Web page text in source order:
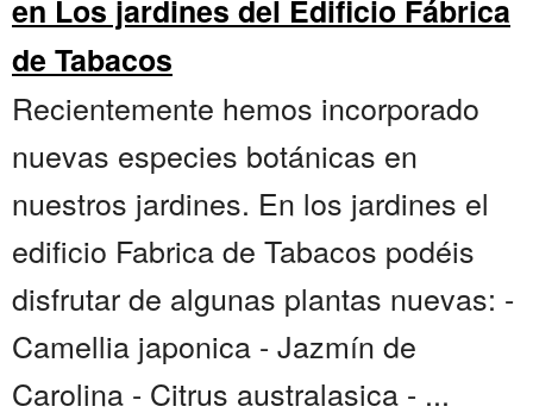
en Los jardines del Edificio Fábrica
de Tabacos
Recientemente hemos incorporado
nuevas especies botánicas en
nuestros jardines. En los jardines el
edificio Fabrica de Tabacos podéis
disfrutar de algunas plantas nuevas: -
Camellia japonica - Jazmín de
Carolina - Citrus australasica - ...